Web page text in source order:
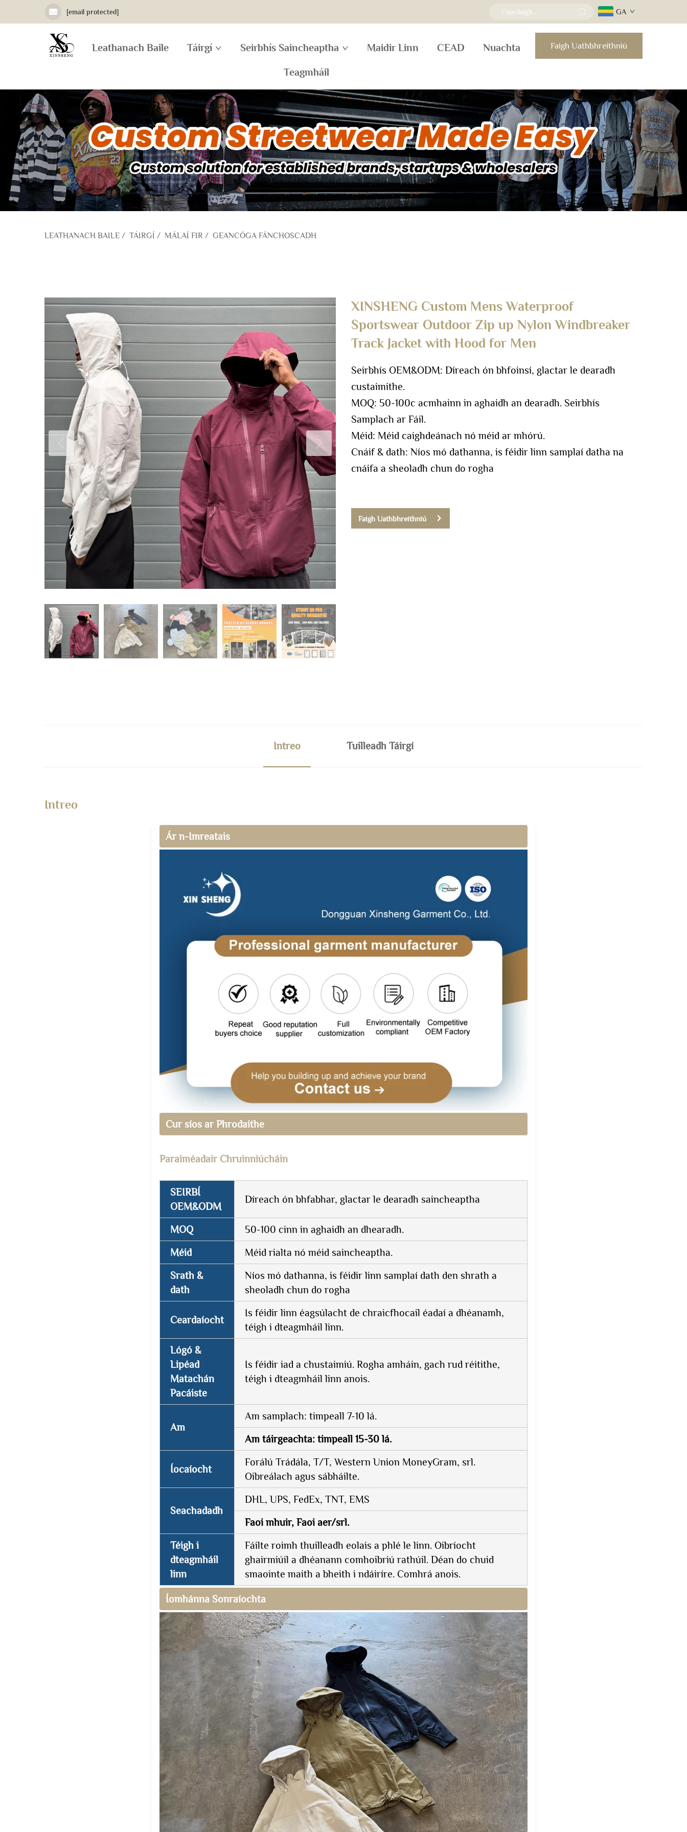
[email protected] GA
Leathanach Baile Táirgí Seirbhís Saincheaptha Maidir Linn CEAD Nuachta
Teagmháil
Faigh Uathbhreithniú
LEATHANACH BAILE / TÁIRGÍ / MÁLAÍ FIR / GEANCÓGA FÁNCHOSCADH
XINSHENG Custom Mens Waterproof
Sportswear Outdoor Zip up Nylon Windbreaker
Track Jacket with Hood for Men
Seirbhís OEM&ODM: Díreach ón bhfoinsí, glactar le dearadh
custaimithe.
MOQ: 50-100c acmhainn in aghaidh an dearadh. Seirbhís
Samplach ar Fáil.
Méid: Méid caighdeánach nó méid ar mhórú.
Cnáif & dath: Níos mó dathanna, is féidir linn samplaí datha na
cnáifa a sheoladh chun do rogha
Faigh Uathbhreithniú
Intreo Tuilleadh Táirgí
Intreo
Ár n-Imreatais
Cur síos ar Phrodaithe
Paraiméadair Chruinniúcháin
SEIRBÍ
OEM&ODM
Díreach ón bhfabhar, glactar le dearadh saincheaptha
MOQ 50-100 cinn in aghaidh an dhearadh.
Méid Méid rialta nó méid saincheaptha.
Srath &
dath
Níos mó dathanna, is féidir linn samplaí dath den shrath a
sheoladh chun do rogha
Ceardaíocht
Is féidir linn éagsúlacht de chraicfhocail éadaí a dhéanamh,
téigh i dteagmháil linn.
Lógó &
Lipéad
Matachán
Pacáiste
Is féidir iad a chustaimiú. Rogha amháin, gach rud réitithe,
téigh i dteagmháil linn anois.
Am
Am samplach: timpeall 7-10 lá.
Am táirgeachta: timpeall 15-30 lá.
Íocaíocht
Forálú Trádála, T/T, Western Union MoneyGram, srl.
Oibreálach agus sábháilte.
Seachadadh
DHL, UPS, FedEx, TNT, EMS
Faoi mhuir, Faoi aer/srl.
Téigh i
dteagmháil
linn
Fáilte roimh thuilleadh eolais a phlé le linn. Oibríocht
ghairmiúil a dhéanann comhoibriú rathúil. Déan do chuid
smaointe maith a bheith i ndáiríre. Comhrá anois.
Íomhánna Sonraíochta